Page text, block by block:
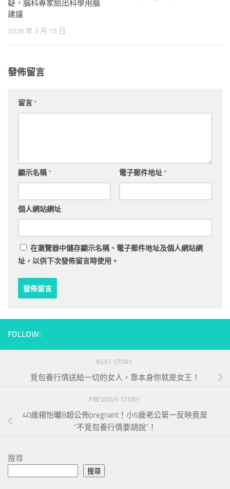
疑，腦科專家給出科學用腦
建議
2026 年 3 月 15 日
發佈留言
留言*
顯示名稱* 電子郵件地址*
個人網站網址
在瀏覽器中儲存顯示名稱、電子郵件地址及個人網站網
址，以供下次發佈留言時使用。
FOLLOW:
NEXT STORY
覓包養行情送給一切的女人，靠本身你就是女王！
PREVIOUS STORY
40歲楊怡曬B超公佈pregnant！小5歲老公第一反映竟是
“不覓包養行情要胡說”！
搜尋
搜尋